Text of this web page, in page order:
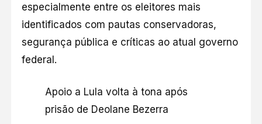
especialmente entre os eleitores mais
identificados com pautas conservadoras,
segurança pública e críticas ao atual governo
federal.
Apoio a Lula volta à tona após
prisão de Deolane Bezerra